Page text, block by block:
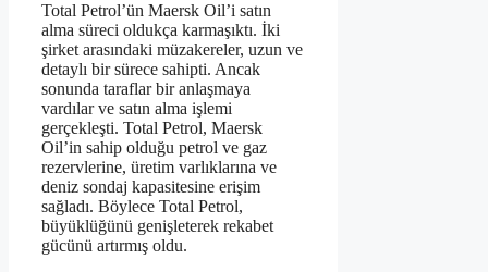
Total Petrol’ün Maersk Oil’i satın
alma süreci oldukça karmaşıktı. İki
şirket arasındaki müzakereler, uzun ve
detaylı bir sürece sahipti. Ancak
sonunda taraflar bir anlaşmaya
vardılar ve satın alma işlemi
gerçekleşti. Total Petrol, Maersk
Oil’in sahip olduğu petrol ve gaz
rezervlerine, üretim varlıklarına ve
deniz sondaj kapasitesine erişim
sağladı. Böylece Total Petrol,
büyüklüğünü genişleterek rekabet
gücünü artırmış oldu.